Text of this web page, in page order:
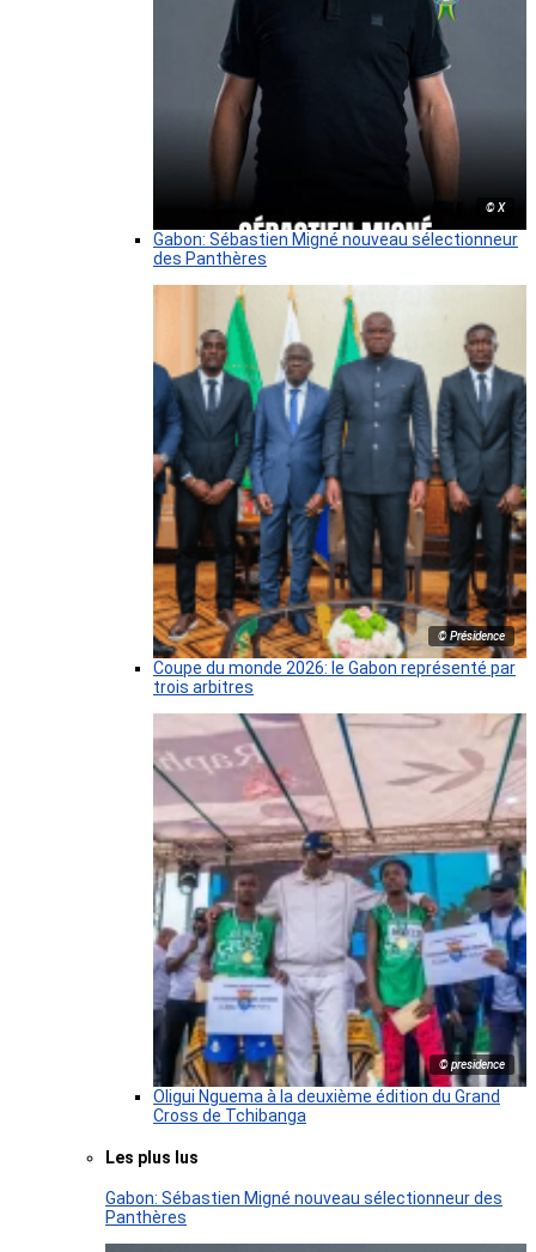
© X
Gabon: Sébastien Migné nouveau sélectionneur
des Panthères
© Présidence
Coupe du monde 2026: le Gabon représenté par
trois arbitres
© presidence
Oligui Nguema à la deuxième édition du Grand
Cross de Tchibanga
Les plus lus
Gabon: Sébastien Migné nouveau sélectionneur des
Panthères